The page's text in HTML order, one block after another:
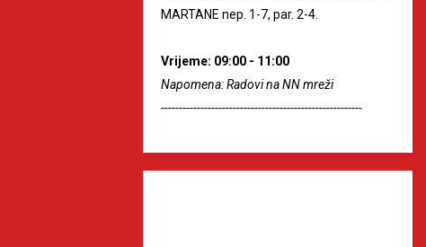
MARTANE nep. 1-7, par. 2-4.
Vrijeme: 09:00 - 11:00
Napomena: Radovi na NN mreži
--------------------------------------------------------